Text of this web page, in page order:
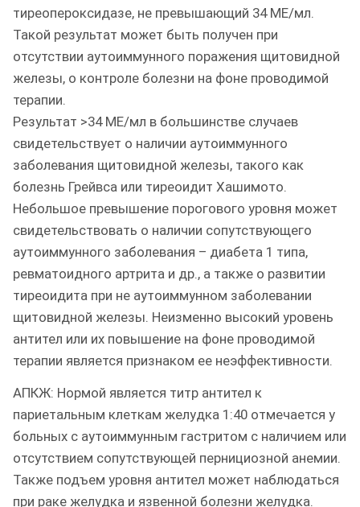
тиреопероксидазе, не превышающий 34 МЕ/мл.
Такой результат может быть получен при
отсутствии аутоиммунного поражения щитовидной
железы, о контроле болезни на фоне проводимой
терапии.
Результат >34 МЕ/мл в большинстве случаев
свидетельствует о наличии аутоиммунного
заболевания щитовидной железы, такого как
болезнь Грейвса или тиреоидит Хашимото.
Небольшое превышение порогового уровня может
свидетельствовать о наличии сопутствующего
аутоиммунного заболевания – диабета 1 типа,
ревматоидного артрита и др., а также о развитии
тиреоидита при не аутоиммунном заболевании
щитовидной железы. Неизменно высокий уровень
антител или их повышение на фоне проводимой
терапии является признаком ее неэффективности.
АПКЖ: Нормой является титр антител к
париетальным клеткам желудка 1:40 отмечается у
больных с аутоиммунным гастритом с наличием или
отсутствием сопутствующей пернициозной анемии.
Также подъем уровня антител может наблюдаться
при раке желудка и язвенной болезни желудка.